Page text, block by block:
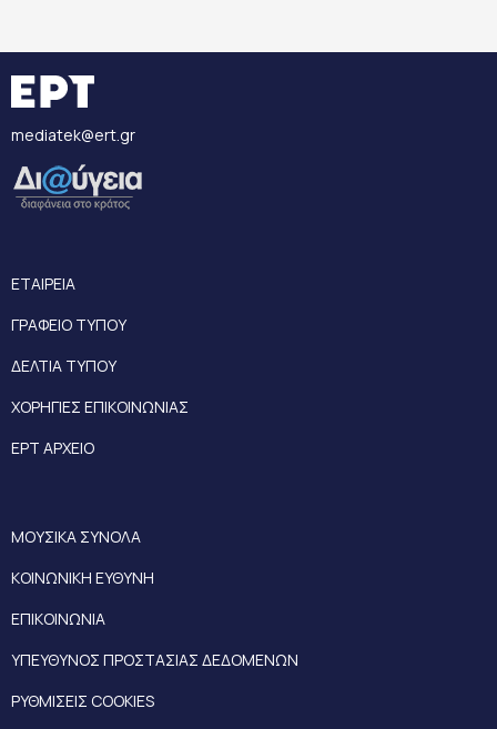
mediatek@ert.gr
ΕΤΑΙΡΕΙΑ
ΓΡΑΦΕΙΟ ΤΥΠΟΥ
ΔΕΛΤΙΑ ΤΥΠΟΥ
ΧΟΡΗΓΙΕΣ ΕΠΙΚΟΙΝΩΝΙΑΣ
ΕΡΤ ΑΡΧΕΙΟ
ΜΟΥΣΙΚΑ ΣΥΝΟΛΑ
ΚΟΙΝΩΝΙΚΗ ΕΥΘΥΝΗ
ΕΠΙΚΟΙΝΩΝΙΑ
ΥΠΕΥΘΥΝΟΣ ΠΡΟΣΤΑΣΙΑΣ ΔΕΔΟΜΕΝΩΝ
ΡΥΘΜΙΣΕΙΣ COOKIES